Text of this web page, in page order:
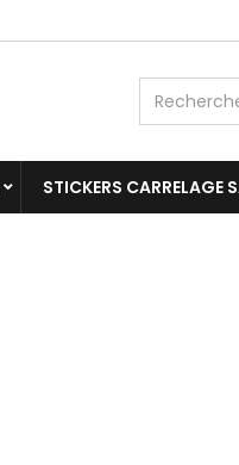
STICKERS CARRELAGE